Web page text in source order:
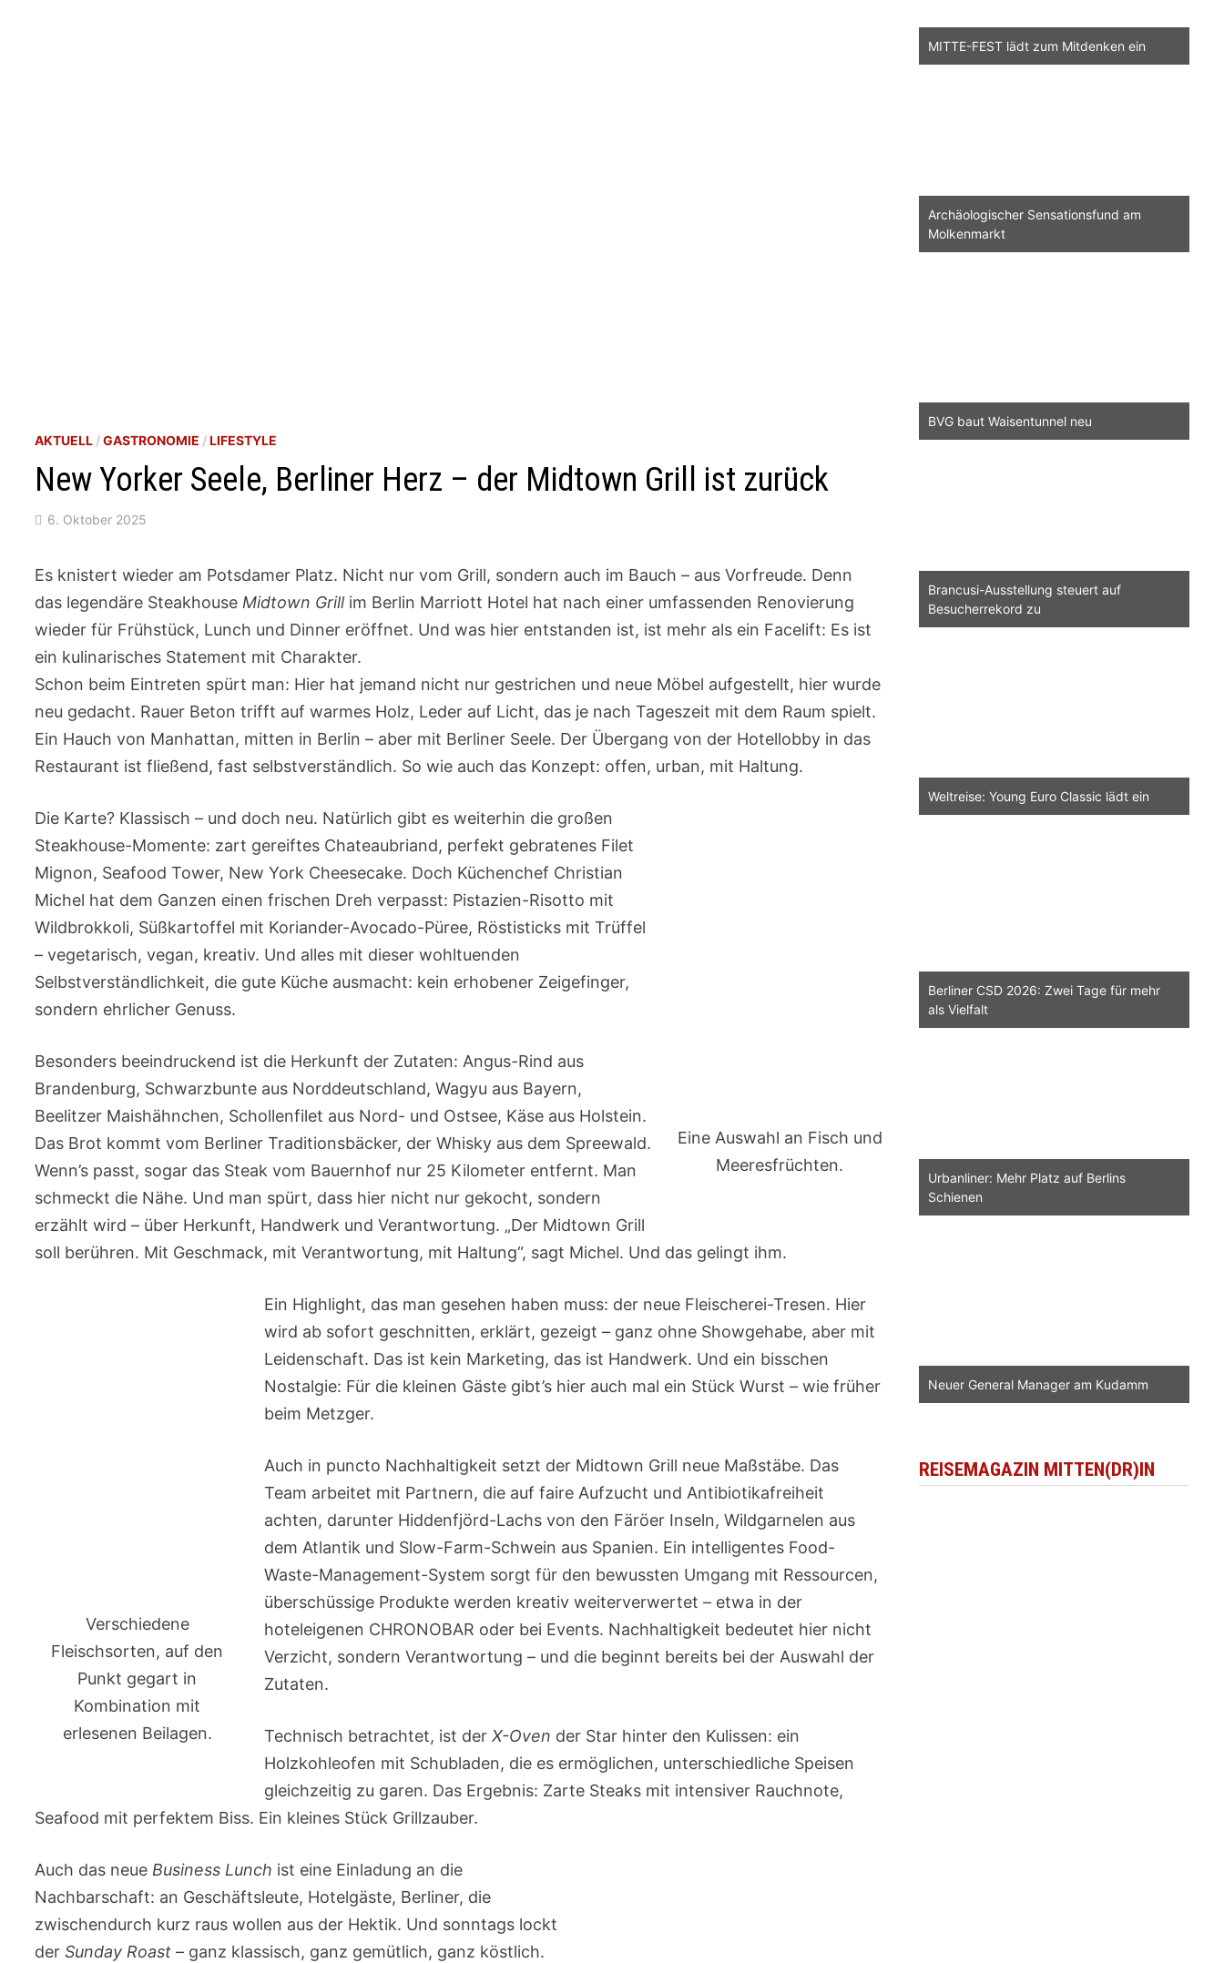
AKTUELL /GASTRONOMIE /LIFESTYLE
New Yorker Seele, Berliner Herz – der Midtown Grill ist zurück
6. Oktober 2025
Es knistert wieder am Potsdamer Platz. Nicht nur vom Grill, sondern auch im Bauch – aus Vorfreude. Denn
das legendäre SteakhouseMidtown Grillim Berlin Marriott Hotel hat nach einer umfassenden Renovierung
wieder für Frühstück, Lunch und Dinner eröffnet. Und was hier entstanden ist, ist mehr als ein Facelift: Es ist
ein kulinarisches Statement mit Charakter.
Schon beim Eintreten spürt man: Hier hat jemand nicht nur gestrichen und neue Möbel aufgestellt, hier wurde
neu gedacht. Rauer Beton trifft auf warmes Holz, Leder auf Licht, das je nach Tageszeit mit dem Raum spielt.
Ein Hauch von Manhattan, mitten in Berlin – aber mit Berliner Seele. Der Übergang von der Hotellobby in das
Restaurant ist fließend, fast selbstverständlich. So wie auch das Konzept: offen, urban, mit Haltung.
Eine Auswahl an Fisch und
Meeresfrüchten.
Die Karte? Klassisch – und doch neu. Natürlich gibt es weiterhin die großen
Steakhouse-Momente: zart gereiftes Chateaubriand, perfekt gebratenes Filet
Mignon, Seafood Tower, New York Cheesecake. Doch Küchenchef Christian
Michel hat dem Ganzen einen frischen Dreh verpasst: Pistazien-Risotto mit
Wildbrokkoli, Süßkartoffel mit Koriander-Avocado-Püree, Röstisticks mit Trüffel
– vegetarisch, vegan, kreativ. Und alles mit dieser wohltuenden
Selbstverständlichkeit, die gute Küche ausmacht: kein erhobener Zeigefinger,
sondern ehrlicher Genuss.
Besonders beeindruckend ist die Herkunft der Zutaten: Angus-Rind aus
Brandenburg, Schwarzbunte aus Norddeutschland, Wagyu aus Bayern,
Beelitzer Maishähnchen, Schollenfilet aus Nord- und Ostsee, Käse aus Holstein.
Das Brot kommt vom Berliner Traditionsbäcker, der Whisky aus dem Spreewald.
Wenn’s passt, sogar das Steak vom Bauernhof nur 25 Kilometer entfernt. Man
schmeckt die Nähe. Und man spürt, dass hier nicht nur gekocht, sondern
erzählt wird – über Herkunft, Handwerk und Verantwortung. „Der Midtown Grill
soll berühren. Mit Geschmack, mit Verantwortung, mit Haltung“, sagt Michel. Und das gelingt ihm.
Verschiedene
Fleischsorten, auf den
Punkt gegart in
Kombination mit
erlesenen Beilagen.
Ein Highlight, das man gesehen haben muss: der neue Fleischerei-Tresen. Hier
wird ab sofort geschnitten, erklärt, gezeigt – ganz ohne Showgehabe, aber mit
Leidenschaft. Das ist kein Marketing, das ist Handwerk. Und ein bisschen
Nostalgie: Für die kleinen Gäste gibt’s hier auch mal ein Stück Wurst – wie früher
beim Metzger.
Auch in puncto Nachhaltigkeit setzt der Midtown Grill neue Maßstäbe. Das
Team arbeitet mit Partnern, die auf faire Aufzucht und Antibiotikafreiheit
achten, darunter Hiddenfjörd-Lachs von den Färöer Inseln, Wildgarnelen aus
dem Atlantik und Slow-Farm-Schwein aus Spanien. Ein intelligentes Food-
Waste-Management-System sorgt für den bewussten Umgang mit Ressourcen,
überschüssige Produkte werden kreativ weiterverwertet – etwa in der
hoteleigenen CHRONOBAR oder bei Events. Nachhaltigkeit bedeutet hier nicht
Verzicht, sondern Verantwortung – und die beginnt bereits bei der Auswahl der
Zutaten.
Technisch betrachtet, ist derX-Oven der Star hinter den Kulissen: ein
Holzkohleofen mit Schubladen, die es ermöglichen, unterschiedliche Speisen
gleichzeitig zu garen. Das Ergebnis: Zarte Steaks mit intensiver Rauchnote,
Seafood mit perfektem Biss. Ein kleines Stück Grillzauber.
Auch das neueBusiness Lunch ist eine Einladung an die
Nachbarschaft: an Geschäftsleute, Hotelgäste, Berliner, die
zwischendurch kurz raus wollen aus der Hektik. Und sonntags lockt
derSunday Roast – ganz klassisch, ganz gemütlich, ganz köstlich.
MITTE-FEST lädt zum Mitdenken ein
Archäologischer Sensationsfund am
Molkenmarkt
BVG baut Waisentunnel neu
Brancusi-Ausstellung steuert auf
Besucherrekord zu
Weltreise: Young Euro Classic lädt ein
Berliner CSD 2026: Zwei Tage für mehr
als Vielfalt
Urbanliner: Mehr Platz auf Berlins
Schienen
Neuer General Manager am Kudamm
REISEMAGAZIN MITTEN(DR)IN